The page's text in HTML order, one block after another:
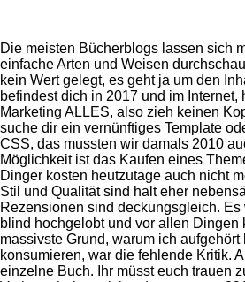
Die meisten Bücherblogs lassen sich
einfache Arten und Weisen
kein Wert gelegt, es geht ja um den
befindest dich in 2017 und im Internet,
Marketing ALLES, also zieh keinen
suche dir ein vernünftiges Template
CSS, das mussten wir damals 2010
Möglichkeit ist das Kaufen eines
Dinger kosten heutzutage auch nicht
Stil und Qualität sind halt eher
Rezensionen sind deckungsgleich. Es
blind hochgelobt und vor allen Dingen
massivste Grund, warum ich
konsumieren, war die fehlende Kritik.
einzelne Buch. Ihr müsst euch trauen